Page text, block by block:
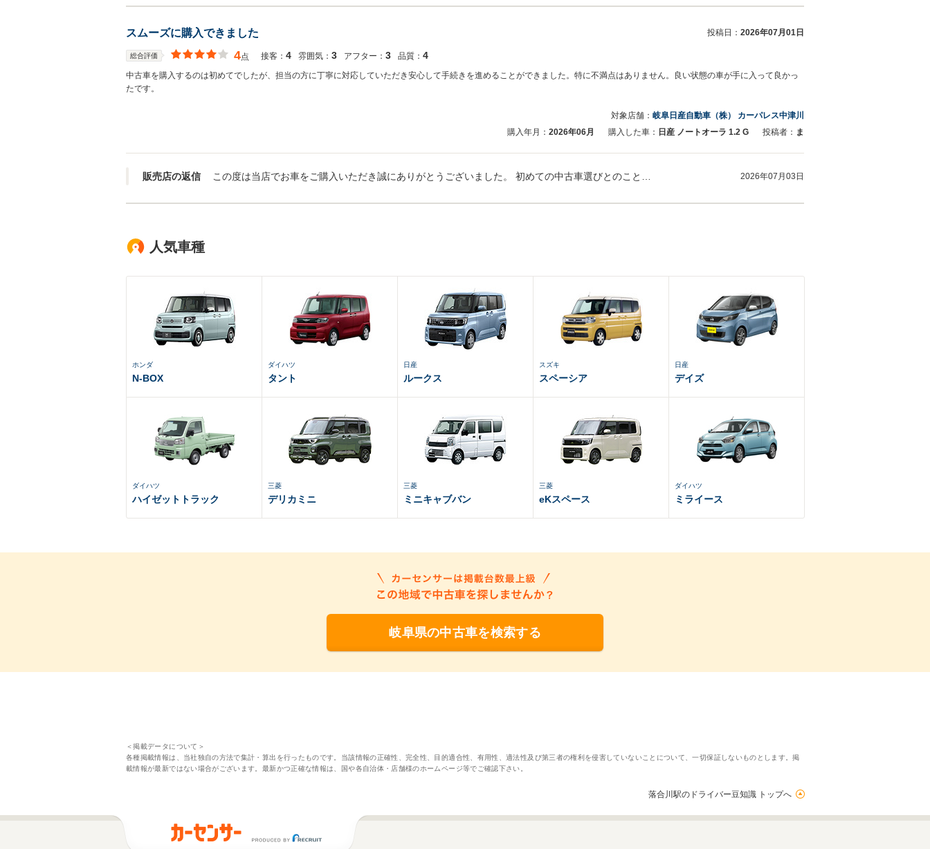
スムーズに購入できました 投稿日： 2026年07月01日
総合評価 4点 接客： 4 雰囲気： 3 アフター： 3 品質： 4
中古車を購入するのは初めてでしたが、担当の方に丁寧に対応していただき安心して手続きを進めることができました。特に不満点はありません。良い状態の車が手に入って良かっ
たです。
対象店舗： 岐阜日産自動車（株） カーパレス中津川
購入年月： 2026年06月 購入した車： 日産 ノートオーラ 1.2 G 投稿者： ま
販売店の返信 2026年07月03日
人気車種
ホンダ
N-BOX
ダイハツ
タント
日産
ルークス
スズキ
スペーシア
日産
デイズ
ダイハツ
ハイゼットトラック
三菱
デリカミニ
三菱
ミニキャブバン
三菱
eKスペース
ダイハツ
ミライース
岐阜県の中古車を検索する
＜掲載データについて＞
各種掲載情報は、当社独自の方法で集計・算出を行ったものです。当該情報の正確性、完全性、目的適合性、有用性、適法性及び第三者の権利を侵害していないことについて、一切保証しないものとします。掲
載情報が最新ではない場合がございます。最新かつ正確な情報は、国や各自治体・店舗様のホームページ等でご確認下さい。
落合川駅のドライバー豆知識 トップへ